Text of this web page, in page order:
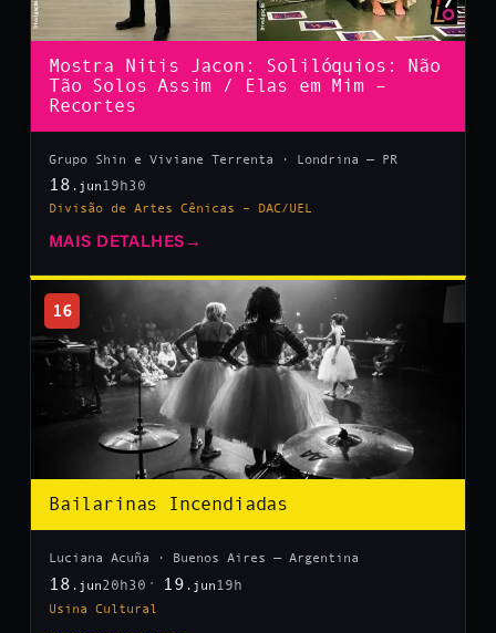
Mostra Nitis Jacon: Solilóquios: Não
Tão Solos Assim / Elas em Mim –
Recortes
Grupo Shin e Viviane Terrenta · Londrina — PR
18 .jun 19h30
Divisão de Artes Cênicas – DAC/UEL
MAIS DETALHES →
16
Bailarinas Incendiadas
Luciana Acuña · Buenos Aires — Argentina
18 .jun20h30 19 .jun 19h
Usina Cultural